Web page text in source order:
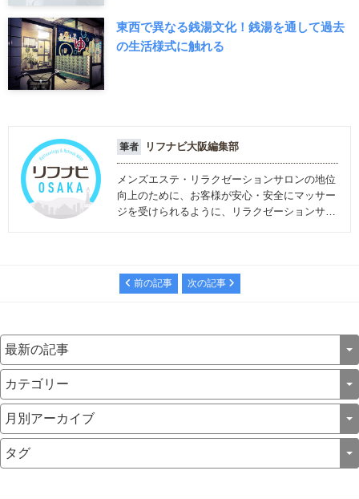
東西で異なる銭湯文化！銭湯を通して過去
の生活様式に触れる
筆者 リフナビ大阪編集部
メンズエステ・リラクゼーションサロンの地位
向上のために、お客様が安心・安全にマッサー
ジを受けられるように、リラクゼーションサロ
前の記事 次の記事